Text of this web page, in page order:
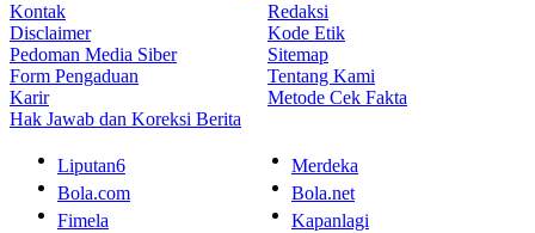
Kontak
Redaksi
Disclaimer
Kode Etik
Pedoman Media Siber
Sitemap
Form Pengaduan
Tentang Kami
Karir
Metode Cek Fakta
Hak Jawab dan Koreksi Berita
Liputan6
Merdeka
Bola.com
Bola.net
Fimela
Kapanlagi